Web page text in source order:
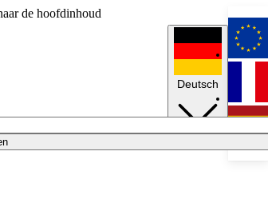
de hoofdinhoud
Deutsch